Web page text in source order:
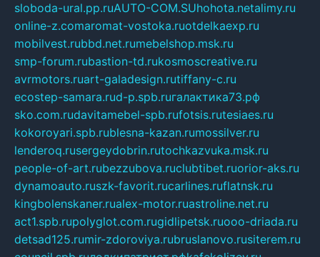
sloboda-ural.pp.ruAUTO-COM.SUhohota.netalimy.ru
online-z.comaromat-vostoka.ruotdelkaexp.ru
mobilvest.rubbd.net.rumebelshop.msk.ru
smp-forum.rubastion-td.rukosmoscreative.ru
avrmotors.ruart-galadesign.rutiffany-c.ru
ecostep-samara.rud-p.spb.ruгалактика73.рф
sko.com.rudavitamebel-spb.rufotsis.rutesiaes.ru
kokoroyari.spb.rublesna-kazan.rumossilver.ru
lenderoq.rusergeydobrin.rutochkazvuka.msk.ru
people-of-art.rubezzubova.ruclubtibet.ruorior-aks.ru
dynamoauto.ruszk-favorit.rucarlines.ruflatnsk.ru
kingbolenskaner.rualex-motor.ruastroline.net.ru
act1.spb.rupolyglot.com.rugidlipetsk.ruooo-driada.ru
detsad125.rumir-zdoroviya.rubruslanovo.rusiterem.ru